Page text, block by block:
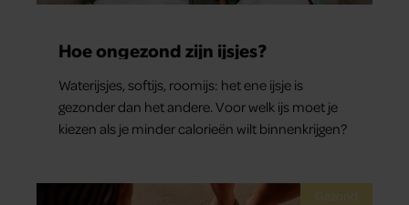
Hoe ongezond zijn ijsjes?
Waterijsjes, softijs, roomijs: het ene ijsje is
gezonder dan het andere. Voor welk ijs moet je
kiezen als je minder calorieën wilt binnenkrijgen?
Gezond